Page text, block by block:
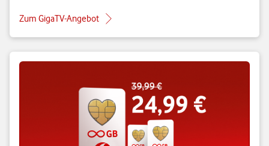
Zum GigaTV-Angebot